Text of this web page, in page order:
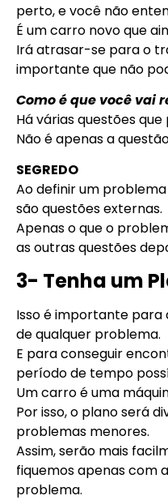
perto, e você não
É um carro novo que
Irá atrasar-se para o
importante que não
Como é que você vai
Há várias questões
Não é apenas a
SEGREDO
Ao definir um
são questões externas.
Apenas o que o
as outras questões
3- Tenha um
Isso é importante para
de qualquer problema.
E para conseguir
período de tempo
Um carro é uma
Por isso, o plano será
problemas menores.
Assim, serão mais
fiquemos apenas com
problema.